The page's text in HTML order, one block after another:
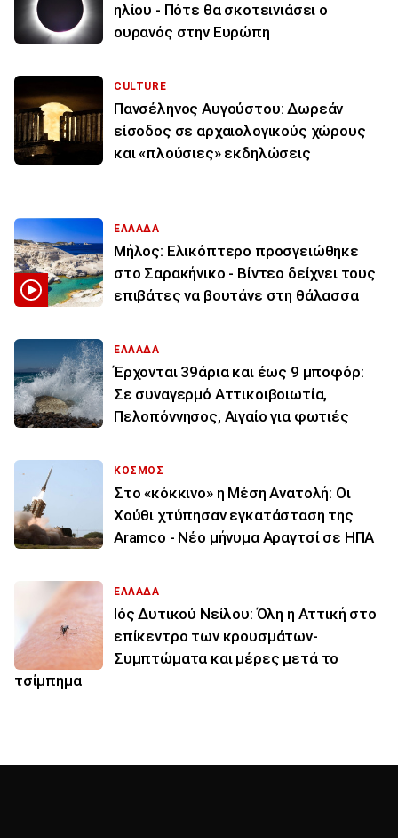
ηλίου - Πότε θα σκοτεινιάσει ο
ουρανός στην Ευρώπη
CULTURE
Πανσέληνος Αυγούστου: Δωρεάν
είσοδος σε αρχαιολογικούς χώρους
και «πλούσιες» εκδηλώσεις
ΕΛΛΑΔΑ
Μήλος: Ελικόπτερο προσγειώθηκε
στο Σαρακήνικο - Βίντεο δείχνει τους
επιβάτες να βουτάνε στη θάλασσα
ΕΛΛΑΔΑ
Έρχονται 39άρια και έως 9 μποφόρ:
Σε συναγερμό Αττικοιβοιωτία,
Πελοπόννησος, Αιγαίο για φωτιές
ΚΟΣΜΟΣ
Στο «κόκκινο» η Μέση Ανατολή: Οι
Χούθι χτύπησαν εγκατάσταση της
Aramco - Νέο μήνυμα Αραγτσί σε ΗΠΑ
ΕΛΛΑΔΑ
Ιός Δυτικού Νείλου: Όλη η Αττική στο
επίκεντρο των κρουσμάτων-
Συμπτώματα και μέρες μετά το
τσίμπημα